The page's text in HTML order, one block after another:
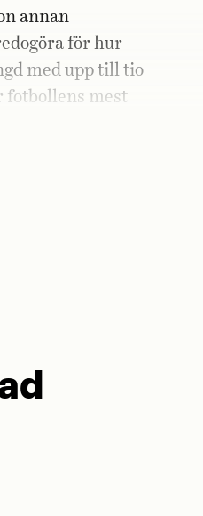
annan
för hur
med upp till tio
fotbollens mest